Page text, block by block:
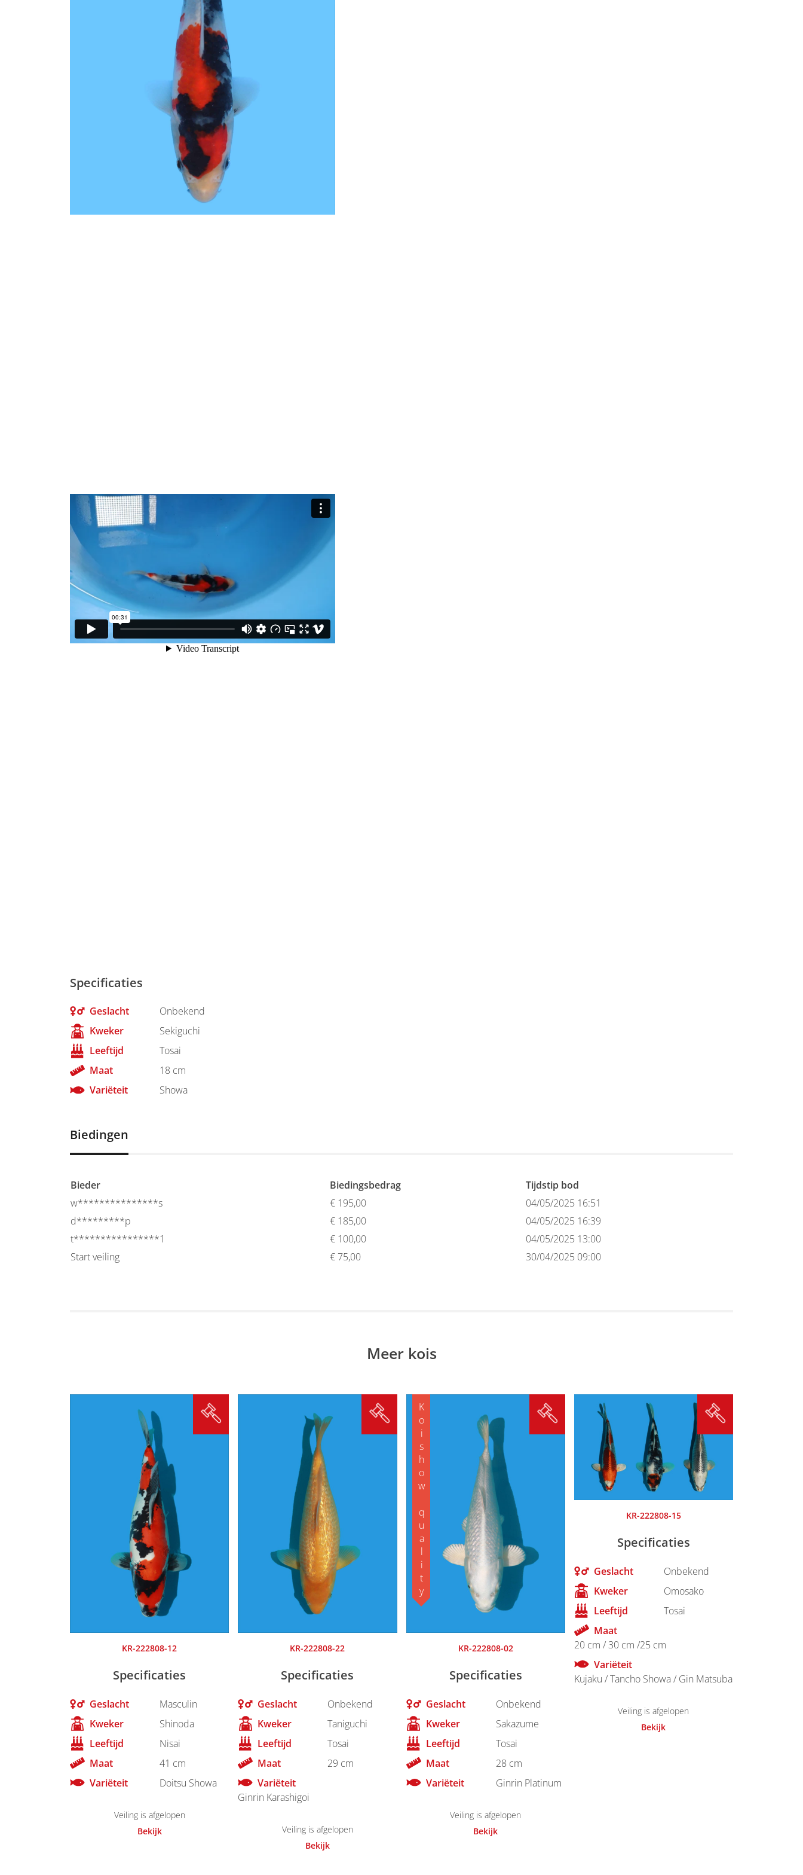
Specificaties
Geslacht
Onbekend
Kweker
Sekiguchi
Leeftijd
Tosai
Maat
18 cm
Variëteit
Showa
Biedingen
Bieder Biedingsbedrag
Tijdstip bod
w***************s
€ 195,00
04/05/2025 16:51
d*********p
€ 185,00
04/05/2025 16:39
t****************1
€ 100,00
04/05/2025 13:00
Start veiling
€ 75,00 30/04/2025 09:00
Meer kois
KR-222808-12
Specificaties
Geslacht
Masculin
Kweker
Shinoda
Leeftijd
Nisai
Maat
41 cm
Variëteit
Doitsu Showa
Veiling is afgelopen
Bekijk
KR-222808-22
Specificaties
Geslacht
Onbekend
Kweker
Taniguchi
Leeftijd
Tosai
Maat
29 cm
Variëteit
Ginrin Karashigoi
Veiling is afgelopen
Bekijk
Koishow quality
KR-222808-02
Specificaties
Geslacht
Onbekend
Kweker
Sakazume
Leeftijd
Tosai
Maat
28 cm
Variëteit
Ginrin Platinum
Veiling is afgelopen
Bekijk
KR-222808-15
Specificaties
Geslacht
Onbekend
Kweker
Omosako
Leeftijd
Tosai
Maat
20 cm / 30 cm /25 cm
Variëteit
Kujaku / Tancho Showa / Gin Matsuba
Veiling is afgelopen
Bekijk